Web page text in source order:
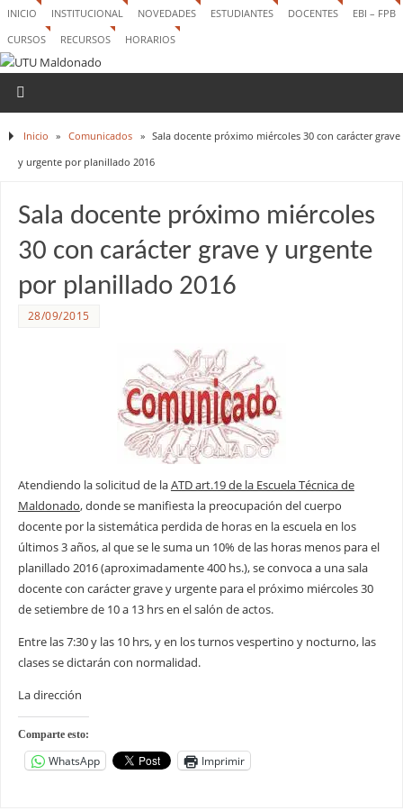
INICIO INSTITUCIONAL NOVEDADES ESTUDIANTES DOCENTES
EBI – FPB
CURSOS
RECURSOS HORARIOS
Inicio » Comunicados » Sala docente próximo miércoles 30 con carácter grave
y urgente por planillado 2016
Sala docente próximo miércoles
30 con carácter grave y urgente
por planillado 2016
28/09/2015
Atendiendo la solicitud de laATD art.19 de la Escuela Técnica de
Maldonado, donde se manifiesta la preocupación del cuerpo
docente por la sistemática perdida de horas en la escuela en los
últimos 3 años, al que se le suma un 10% de las horas menos para el
planillado 2016 (aproximadamente 400 hs.), se convoca a una sala
docente con carácter grave y urgente para el próximo miércoles 30
de setiembre de 10 a 13 hrs en el salón de actos.
Entre las 7:30 y las 10 hrs, y en los turnos vespertino y nocturno, las
clases se dictarán con normalidad.
La dirección
Comparte esto:
WhatsApp Imprimir